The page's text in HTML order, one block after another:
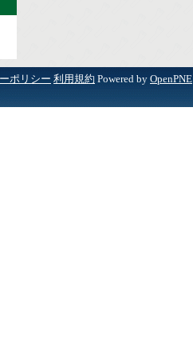
ポリシー 利用規約 Powered by OpenPNE